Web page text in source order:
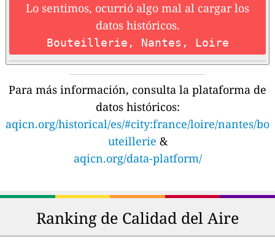
Lo sentimos, ocurrió algo mal al cargar los
datos históricos.
Bouteillerie, Nantes, Loire
Para más información, consulta la plataforma de
datos históricos:
aqicn.org/historical/es/#city:france/loire/nantes/bo
uteillerie &
aqicn.org/data-platform/
Ranking de Calidad del Aire